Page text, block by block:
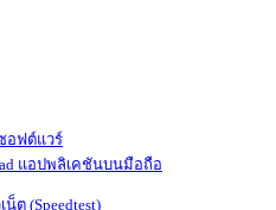
อฟต์แวร์
แอปพลิเคชันบนมือถือ
น็ต (Speedtest)